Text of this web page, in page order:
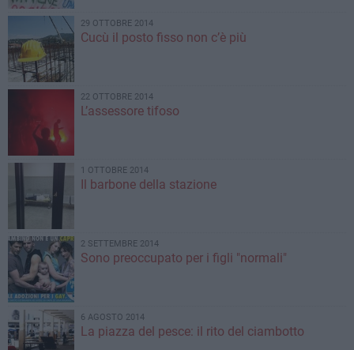
29 OTTOBRE 2014
Cucù il posto fisso non c’è più
22 OTTOBRE 2014
L’assessore tifoso
1 OTTOBRE 2014
Il barbone della stazione
2 SETTEMBRE 2014
Sono preoccupato per i figli "normali"
6 AGOSTO 2014
La piazza del pesce: il rito del ciambotto